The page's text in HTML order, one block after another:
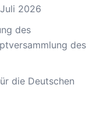
2026
des
des
die Deutschen